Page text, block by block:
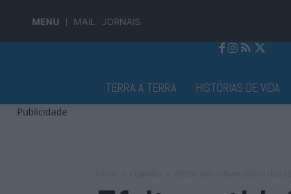
MENU MAIL JORNAIS
TERRA A TERRA HISTÓRIAS DE VIDA
Publicidade